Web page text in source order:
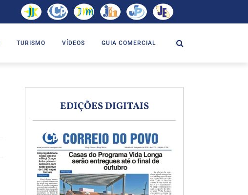
TURISMO VÍDEOS GUIA COMERCIAL
EDIÇÕES DIGITAIS